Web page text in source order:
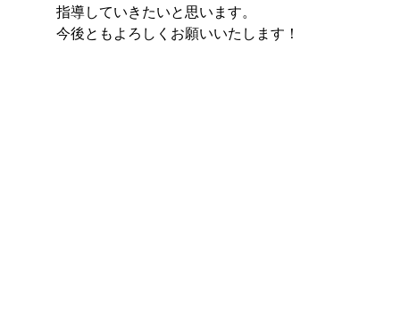
指導していきたいと思います。
今後ともよろしくお願いいたします！